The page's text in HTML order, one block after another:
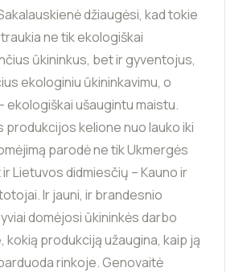
džiaugėsi, kad tokie
ne tik ekologiškai
ūkininkus, bet ir gyventojus,
ekologiniu ūkininkavimu, o
ekologiškai ušaugintu maistu.
produkcijos kelione nuo lauko iki
parodė ne tik Ukmergės
Lietuvos didmiesčių – Kauno ir
Ir jauni, ir brandesnio
domėjosi ūkininkės darbo
kokią produkciją užaugina, kaip ją
rinkoje. Genovaitė